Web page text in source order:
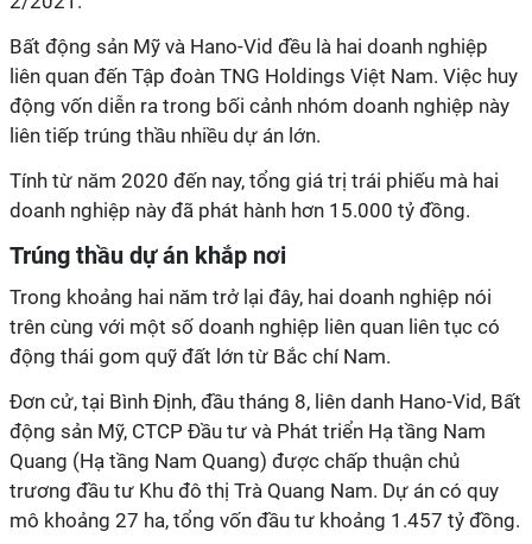
Bất động sản Mỹ và Hano-Vid đều là hai doanh nghiệp
liên quan đến Tập đoàn TNG Holdings Việt Nam. Việc huy
động vốn diễn ra trong bối cảnh nhóm doanh nghiệp này
liên tiếp trúng thầu nhiều dự án lớn.
Tính từ năm 2020 đến nay, tổng giá trị trái phiếu mà hai
doanh nghiệp này đã phát hành hơn 15.000 tỷ đồng.
Trúng thầu dự án khắp nơi
Trong khoảng hai năm trở lại đây, hai doanh nghiệp nói
trên cùng với một số doanh nghiệp liên quan liên tục có
động thái gom quỹ đất lớn từ Bắc chí Nam.
Đơn cử, tại Bình Định, đầu tháng 8, liên danh Hano-Vid, Bất
động sản Mỹ, CTCP Đầu tư và Phát triển Hạ tầng Nam
Quang (Hạ tầng Nam Quang) được chấp thuận chủ
trương đầu tư Khu đô thị Trà Quang Nam. Dự án có quy
mô khoảng 27 ha, tổng vốn đầu tư khoảng 1.457 tỷ đồng.